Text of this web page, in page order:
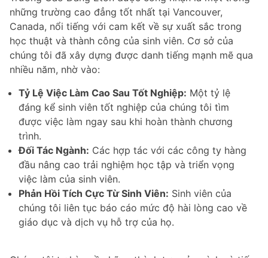
những trường cao đẳng tốt nhất tại Vancouver,
Canada, nổi tiếng với cam kết về sự xuất sắc trong
học thuật và thành công của sinh viên. Cơ sở của
chúng tôi đã xây dựng được danh tiếng mạnh mẽ qua
nhiều năm, nhờ vào:
Tỷ Lệ Việc Làm Cao Sau Tốt Nghiệp: Một tỷ lệ
đáng kể sinh viên tốt nghiệp của chúng tôi tìm
được việc làm ngay sau khi hoàn thành chương
trình.
Đối Tác Ngành: Các hợp tác với các công ty hàng
đầu nâng cao trải nghiệm học tập và triển vọng
việc làm của sinh viên.
Phản Hồi Tích Cực Từ Sinh Viên: Sinh viên của
chúng tôi liên tục báo cáo mức độ hài lòng cao về
giáo dục và dịch vụ hỗ trợ của họ.